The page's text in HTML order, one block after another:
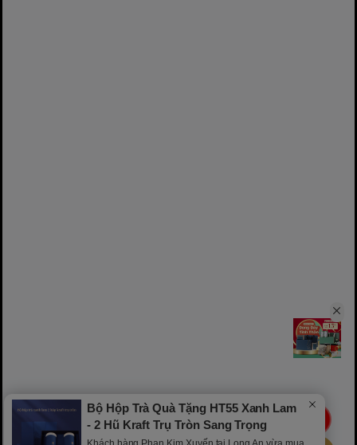
Bộ Hộp Trà Quà Tặng HT55 Xanh Lam
- 2 Hũ Kraft Trụ Tròn Sang Trọng